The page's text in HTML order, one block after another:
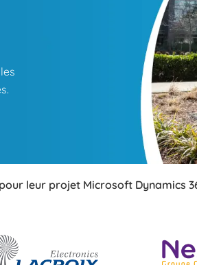
leur projet Microsoft Dynamics